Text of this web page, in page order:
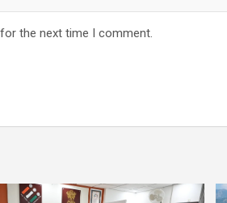
the next time I comment.